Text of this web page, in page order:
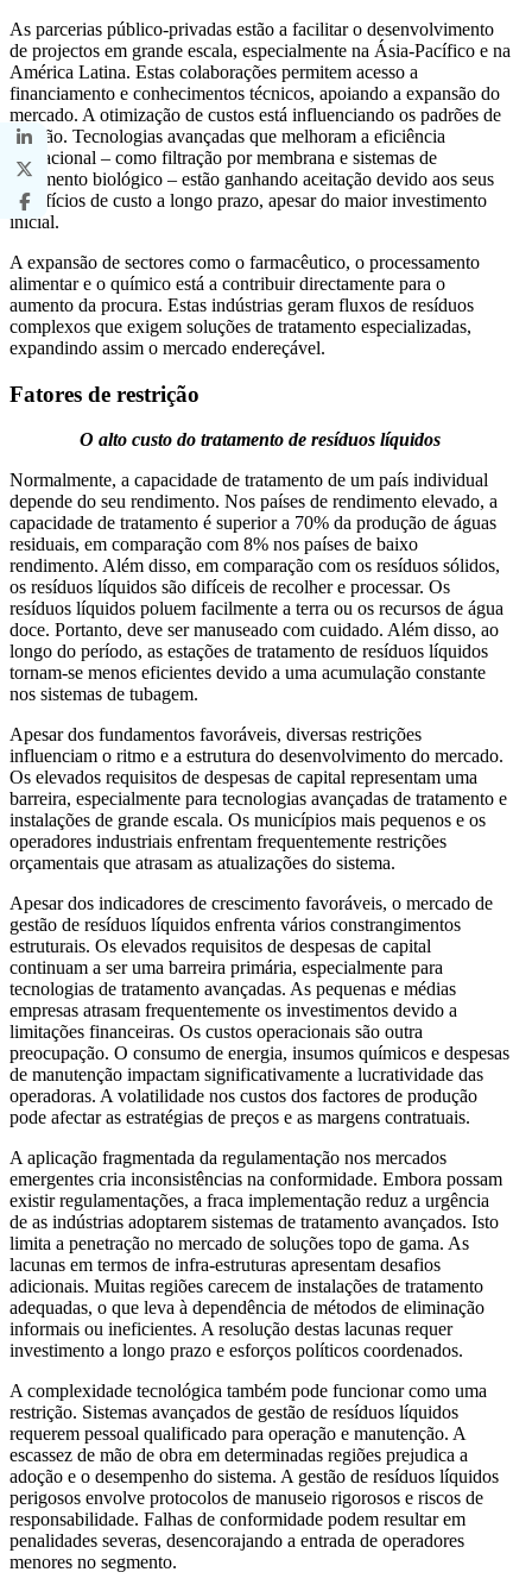
As parcerias público-privadas estão a facilitar o desenvolvimento
de projectos em grande escala, especialmente na Ásia-Pacífico e na
América Latina. Estas colaborações permitem acesso a
financiamento e conhecimentos técnicos, apoiando a expansão do
mercado. A otimização de custos está influenciando os padrões de
adoção. Tecnologias avançadas que melhoram a eficiência
operacional – como filtração por membrana e sistemas de
tratamento biológico – estão ganhando aceitação devido aos seus
benefícios de custo a longo prazo, apesar do maior investimento
inicial.
A expansão de sectores como o farmacêutico, o processamento
alimentar e o químico está a contribuir directamente para o
aumento da procura. Estas indústrias geram fluxos de resíduos
complexos que exigem soluções de tratamento especializadas,
expandindo assim o mercado endereçável.
Fatores de restrição
O alto custo do tratamento de resíduos líquidos
Normalmente, a capacidade de tratamento de um país individual
depende do seu rendimento. Nos países de rendimento elevado, a
capacidade de tratamento é superior a 70% da produção de águas
residuais, em comparação com 8% nos países de baixo
rendimento. Além disso, em comparação com os resíduos sólidos,
os resíduos líquidos são difíceis de recolher e processar. Os
resíduos líquidos poluem facilmente a terra ou os recursos de água
doce. Portanto, deve ser manuseado com cuidado. Além disso, ao
longo do período, as estações de tratamento de resíduos líquidos
tornam-se menos eficientes devido a uma acumulação constante
nos sistemas de tubagem.
Apesar dos fundamentos favoráveis, diversas restrições
influenciam o ritmo e a estrutura do desenvolvimento do mercado.
Os elevados requisitos de despesas de capital representam uma
barreira, especialmente para tecnologias avançadas de tratamento e
instalações de grande escala. Os municípios mais pequenos e os
operadores industriais enfrentam frequentemente restrições
orçamentais que atrasam as atualizações do sistema.
Apesar dos indicadores de crescimento favoráveis, o mercado de
gestão de resíduos líquidos enfrenta vários constrangimentos
estruturais. Os elevados requisitos de despesas de capital
continuam a ser uma barreira primária, especialmente para
tecnologias de tratamento avançadas. As pequenas e médias
empresas atrasam frequentemente os investimentos devido a
limitações financeiras. Os custos operacionais são outra
preocupação. O consumo de energia, insumos químicos e despesas
de manutenção impactam significativamente a lucratividade das
operadoras. A volatilidade nos custos dos factores de produção
pode afectar as estratégias de preços e as margens contratuais.
A aplicação fragmentada da regulamentação nos mercados
emergentes cria inconsistências na conformidade. Embora possam
existir regulamentações, a fraca implementação reduz a urgência
de as indústrias adoptarem sistemas de tratamento avançados. Isto
limita a penetração no mercado de soluções topo de gama. As
lacunas em termos de infra-estruturas apresentam desafios
adicionais. Muitas regiões carecem de instalações de tratamento
adequadas, o que leva à dependência de métodos de eliminação
informais ou ineficientes. A resolução destas lacunas requer
investimento a longo prazo e esforços políticos coordenados.
A complexidade tecnológica também pode funcionar como uma
restrição. Sistemas avançados de gestão de resíduos líquidos
requerem pessoal qualificado para operação e manutenção. A
escassez de mão de obra em determinadas regiões prejudica a
adoção e o desempenho do sistema. A gestão de resíduos líquidos
perigosos envolve protocolos de manuseio rigorosos e riscos de
responsabilidade. Falhas de conformidade podem resultar em
penalidades severas, desencorajando a entrada de operadores
menores no segmento.